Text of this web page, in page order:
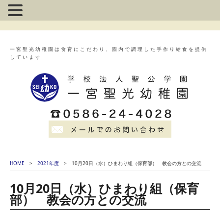
一宮聖光幼稚園は食育にこだわり、園内で調理した手作り給食を提供
しています
HOME 2021年度 10月20日（水）ひまわり組（保育部） 教会の方との交流
10月20日（水）ひまわり組（保育
部） 教会の方との交流